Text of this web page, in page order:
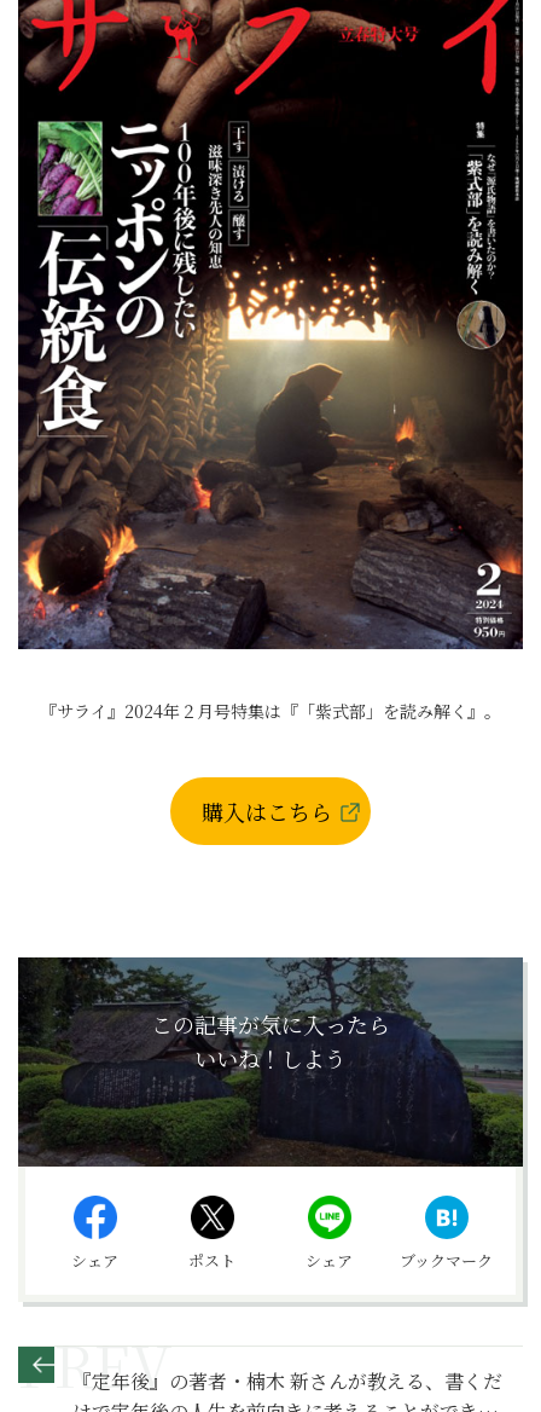
『サライ』2024年２月号特集は『「紫式部」を読み解く』。
購入はこちら
この記事が気に入ったら
いいね！しよう
シェア ポスト シェア ブックマーク
『定年後』の著者・楠木 新さんが教える、書くだ